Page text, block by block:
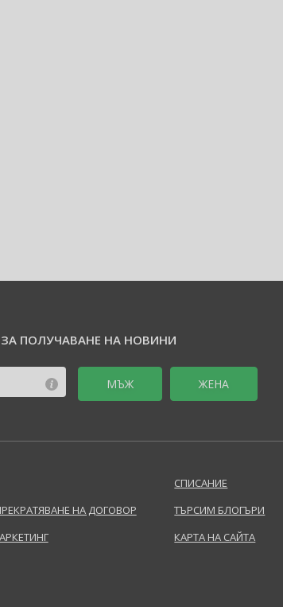
ЗА ПОЛУЧАВАНЕ НА НОВИНИ
MЪЖ ЖЕНА
НА ДОГОВОР
СПИСАНИЕ
ТЪРСИМ БЛОГЪРИ
КАРТА НА САЙТА